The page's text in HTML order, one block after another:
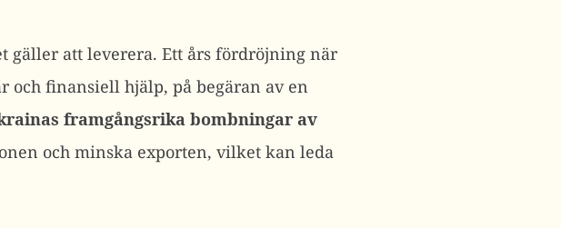
gäller att leverera. Ett års fördröjning när
och finansiell hjälp, på begäran av en
framgångsrika bombningar av
och minska exporten, vilket kan leda